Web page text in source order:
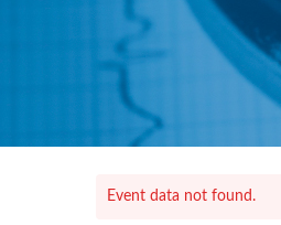
Event data not found.